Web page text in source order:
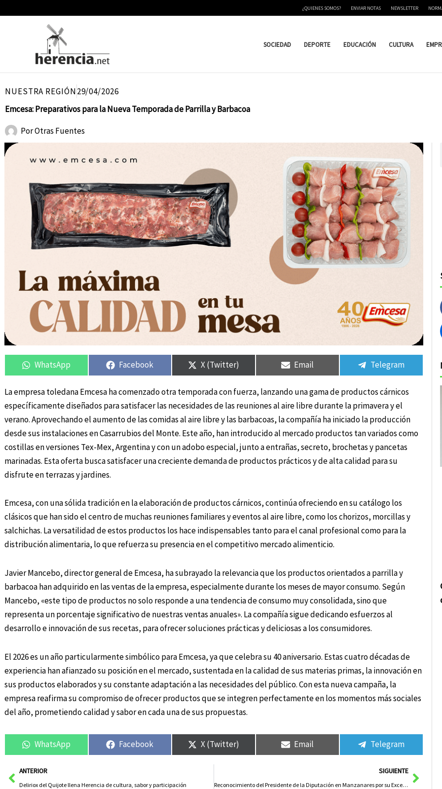
¿QUIENES SOMOS? ENVIAR NOTAS NEWSLETTER
SOCIEDAD DEPORTE EDUCACIÓN CULTURA
NUESTRA REGIÓN29/04/2026
Emcesa: Preparativos para la Nueva Temporada de Parrilla y Barbacoa
PorOtras Fuentes
Compartir
en
WhatsApp
Compartir
en
Facebook
Compartir
en
X (Twitter)
Compartir
en
Email
Compartir
en
Telegram
La empresa toledana Emcesa ha comenzado otra temporada con fuerza, lanzando una gama de productos cárnicos
específicamente diseñados para satisfacer las necesidades de las reuniones al aire libre durante la primavera y el
verano. Aprovechando el aumento de las comidas al aire libre y las barbacoas, la compañía ha iniciado la producción
desde sus instalaciones en Casarrubios del Monte. Este año, han introducido al mercado productos tan variados como
costillas en versiones Tex-Mex, Argentina y con un adobo especial, junto a entrañas, secreto, brochetas y pancetas
marinadas. Esta oferta busca satisfacer una creciente demanda de productos prácticos y de alta calidad para su
disfrute en terrazas y jardines.
Emcesa, con una sólida tradición en la elaboración de productos cárnicos, continúa ofreciendo en su catálogo los
clásicos que han sido el centro de muchas reuniones familiares y eventos al aire libre, como los chorizos, morcillas y
salchichas. La versatilidad de estos productos los hace indispensables tanto para el canal profesional como para la
distribución alimentaria, lo que refuerza su presencia en el competitivo mercado alimenticio.
Javier Mancebo, director general de Emcesa, ha subrayado la relevancia que los productos orientados a parrilla y
barbacoa han adquirido en las ventas de la empresa, especialmente durante los meses de mayor consumo. Según
Mancebo, «este tipo de productos no solo responde a una tendencia de consumo muy consolidada, sino que
representa un porcentaje significativo de nuestras ventas anuales». La compañía sigue dedicando esfuerzos al
desarrollo e innovación de sus recetas, para ofrecer soluciones prácticas y deliciosas a los consumidores.
El 2026 es un año particularmente simbólico para Emcesa, ya que celebra su 40 aniversario. Estas cuatro décadas de
experiencia han afianzado su posición en el mercado, sustentada en la calidad de sus materias primas, la innovación en
sus productos elaborados y su constante adaptación a las necesidades del público. Con esta nueva campaña, la
empresa reafirma su compromiso de ofrecer productos que se integren perfectamente en los momentos más sociales
del año, prometiendo calidad y sabor en cada una de sus propuestas.
Compartir
en
WhatsApp
Compartir
en
Facebook
Compartir
en
X (Twitter)
Compartir
en
Email
Compartir
en
Telegram
AntANTERIOR
Deliriox del Quijote llena Herencia de cultura, sabor y participación
SIGUIENTE
Reconocimiento del Presidente de la Diputación en Manzanares por su Excelente Gestión